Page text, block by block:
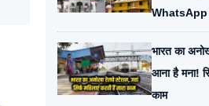
WhatsApp
मिनट में होगा
भारत का
आना है मना!
काम